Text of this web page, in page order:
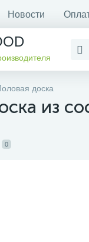
Новости
доска
из
0